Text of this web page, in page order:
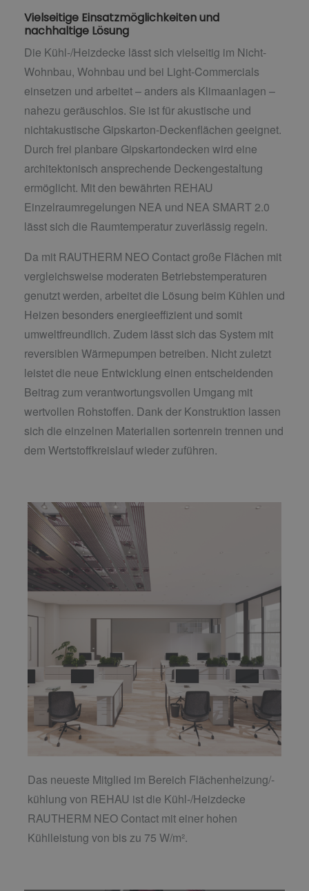
Vielseitige Einsatzmöglichkeiten und
nachhaltige Lösung
Die Kühl-/Heizdecke lässt sich vielseitig im Nicht-
Wohnbau, Wohnbau und bei Light-Commercials
einsetzen und arbeitet – anders als Klimaanlagen –
nahezu geräuschlos. Sie ist für akustische und
nichtakustische Gipskarton-Deckenflächen geeignet.
Durch frei planbare Gipskartondecken wird eine
architektonisch ansprechende Deckengestaltung
ermöglicht. Mit den bewährten REHAU
Einzelraumregelungen NEA und NEA SMART 2.0
lässt sich die Raumtemperatur zuverlässig regeln.
Da mit RAUTHERM NEO Contact große Flächen mit
vergleichsweise moderaten Betriebstemperaturen
genutzt werden, arbeitet die Lösung beim Kühlen und
Heizen besonders energieeffizient und somit
umweltfreundlich. Zudem lässt sich das System mit
reversiblen Wärmepumpen betreiben. Nicht zuletzt
leistet die neue Entwicklung einen entscheidenden
Beitrag zum verantwortungsvollen Umgang mit
wertvollen Rohstoffen. Dank der Konstruktion lassen
sich die einzelnen Materialien sortenrein trennen und
dem Wertstoffkreislauf wieder zuführen.
Das neueste Mitglied im Bereich Flächenheizung/-
kühlung von REHAU ist die Kühl-/Heizdecke
RAUTHERM NEO Contact mit einer hohen
Kühlleistung von bis zu 75 W/m².